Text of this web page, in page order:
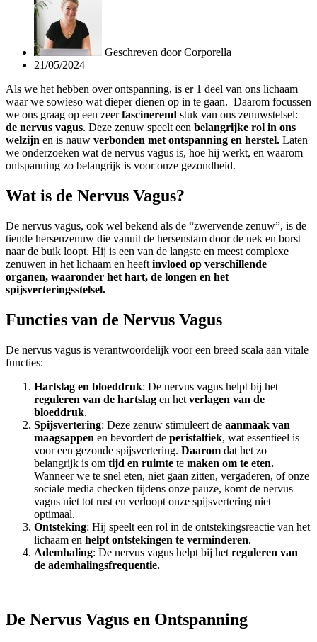
Geschreven doorCorporella
21/05/2024
Als we het hebben over ontspanning, is er 1 deel van ons lichaam
waar we sowieso wat dieper dienen op in te gaan. Daarom focussen
we ons graag op een zeerfascinerend stuk van ons zenuwstelsel:
de nervus vagus. Deze zenuw speelt een belangrijke rol in ons
welzijn en is nauw verbonden met ontspanning en herstel. Laten
we onderzoeken wat de nervus vagus is, hoe hij werkt, en waarom
ontspanning zo belangrijk is voor onze gezondheid.
Wat is de Nervus Vagus?
De nervus vagus, ook wel bekend als de “zwervende zenuw”, is de
tiende hersenzenuw die vanuit de hersenstam door de nek en borst
naar de buik loopt. Hij is een van de langste en meest complexe
zenuwen in het lichaam en heeft invloed op verschillende
organen, waaronder het hart, de longen en het
spijsverteringsstelsel.
Functies van de Nervus Vagus
De nervus vagus is verantwoordelijk voor een breed scala aan vitale
functies:
Hartslag en bloeddruk: De nervus vagus helpt bij het
reguleren van de hartslag en het verlagen van de
bloeddruk.
Spijsvertering: Deze zenuw stimuleert de aanmaak van
maagsappen en bevordert de peristaltiek, wat essentieel is
voor een gezonde spijsvertering. Daarom dat het zo
belangrijk is om tijd en ruimte te maken om te eten.
Wanneer we te snel eten, niet gaan zitten, vergaderen, of onze
sociale media checken tijdens onze pauze, komt de nervus
vagus niet tot rust en verloopt onze spijsvertering niet
optimaal.
Ontsteking: Hij speelt een rol in de ontstekingsreactie van het
lichaam en helpt ontstekingen te verminderen.
Ademhaling: De nervus vagus helpt bij het reguleren van
de ademhalingsfrequentie.
De Nervus Vagus en Ontspanning